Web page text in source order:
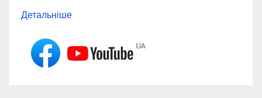
Детальніше